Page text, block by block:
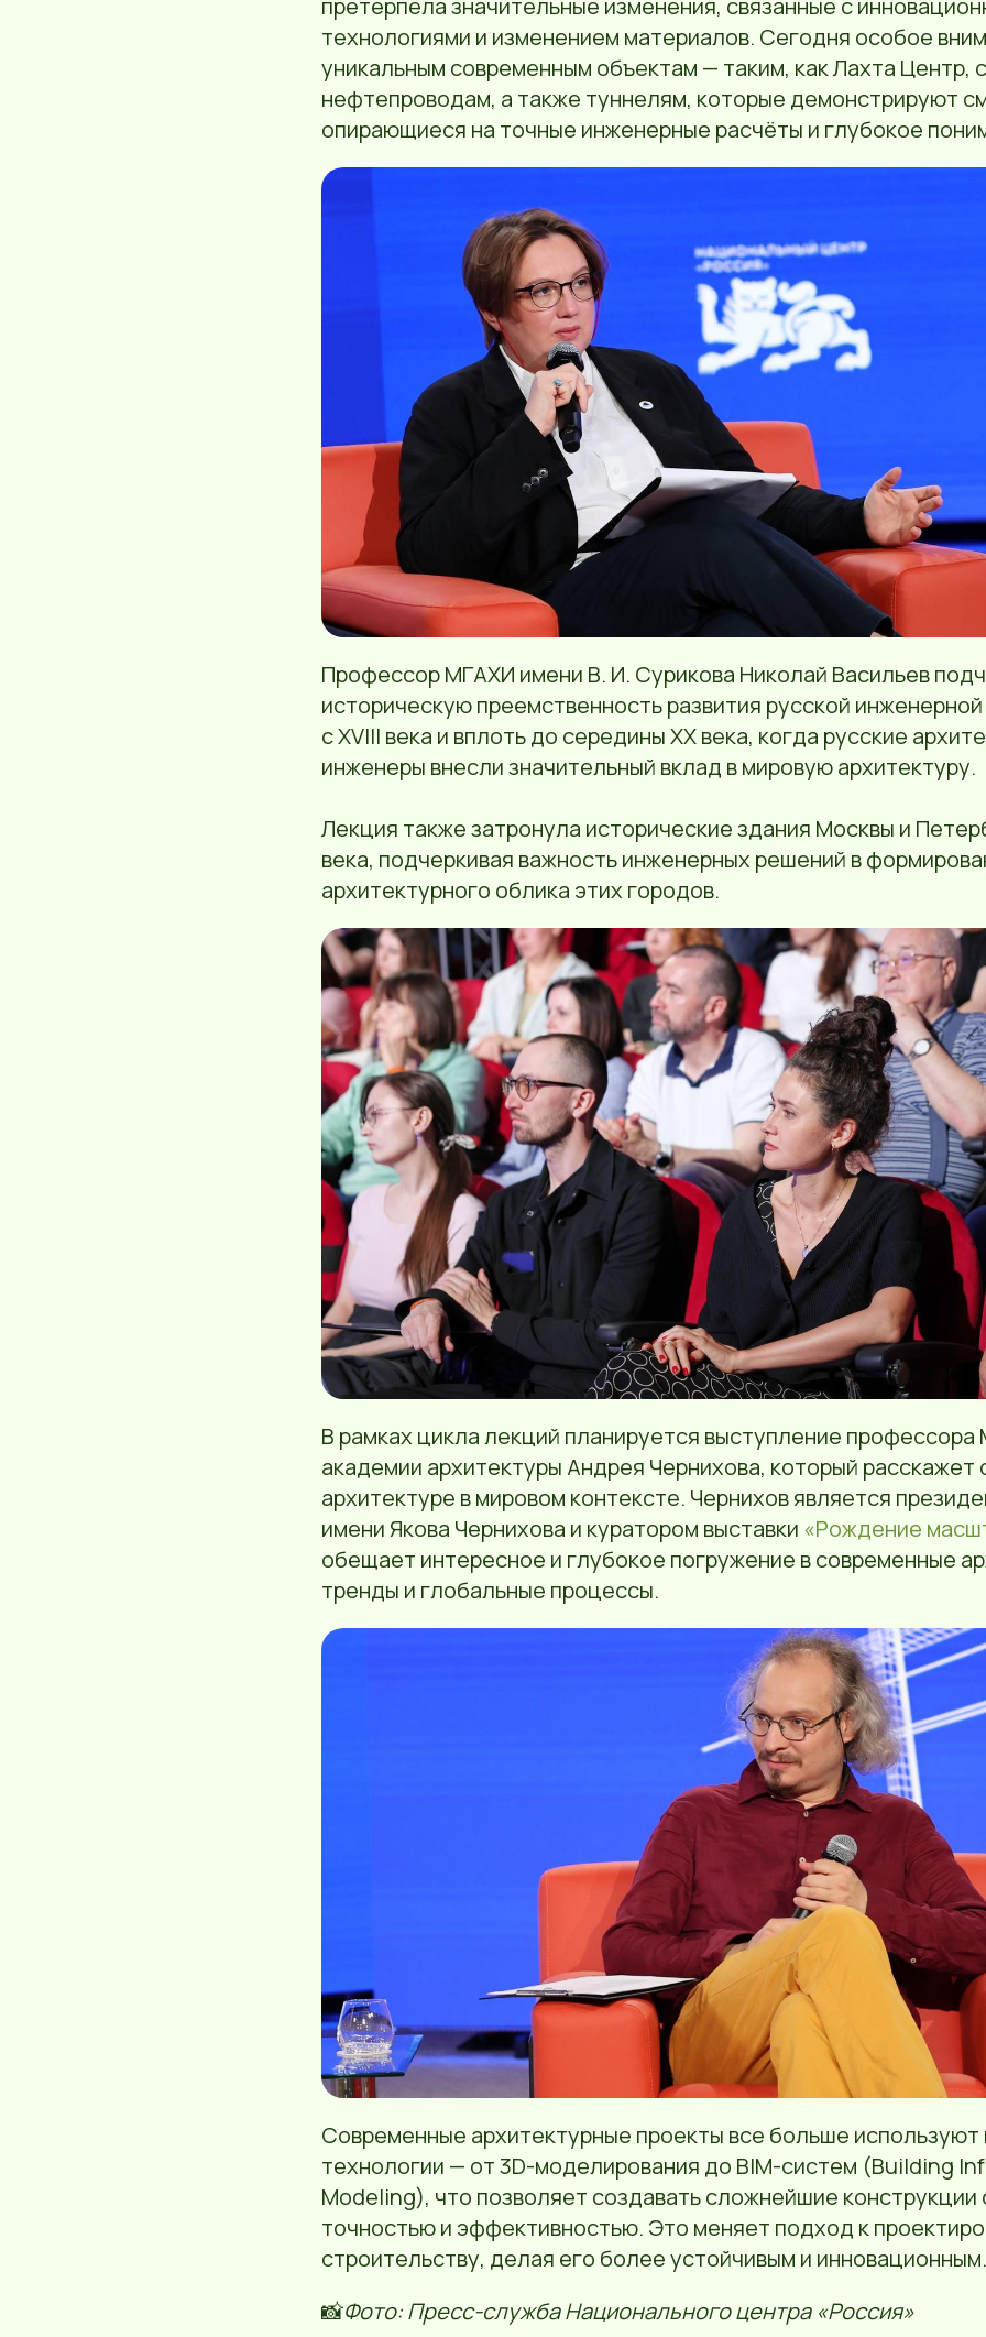
технологиями и изменением материалов. Сегодня особое
уникальным современным объектам — таким, как Лахта Центр,
нефтепроводам, а также туннелям, которые демонстрируют
опирающиеся на точные инженерные расчёты и глубокое
Профессор МГАХИ имени В. И. Сурикова Николай Васильев
историческую преемственность развития русской
с XVIII века и вплоть до середины XX века, когда русские
инженеры внесли значительный вклад в мировую архитектуру.
Лекция также затронула исторические здания Москвы и
века, подчеркивая важность инженерных решений в
архитектурного облика этих городов.
В рамках цикла лекций планируется выступление
академии архитектуры Андрея Чернихова, который расскажет
архитектуре в мировом контексте. Чернихов является
имени Якова Чернихова и куратором выставки «Рождение
обещает интересное и глубокое погружение в современные
тренды и глобальные процессы.
Современные архитектурные проекты все больше
технологии — от 3D-моделирования до BIM-систем (Building
Modeling), что позволяет создавать сложнейшие конструкции
точностью и эффективностью. Это меняет подход к
строительству, делая его более устойчивым и инновационным.
📸Фото: Пресс-служба Национального центра «Россия»